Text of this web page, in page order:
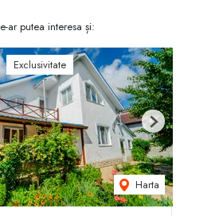
ar putea interesa și:
Exclusivitate
Harta
Next